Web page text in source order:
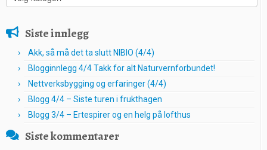
Siste innlegg
Akk, så må det ta slutt NIBIO (4/4)
Blogginnlegg 4/4 Takk for alt Naturvernforbundet!
Nettverksbygging og erfaringer (4/4)
Blogg 4/4 – Siste turen i frukthagen
Blogg 3/4 – Ertespirer og en helg på lofthus
Siste kommentarer